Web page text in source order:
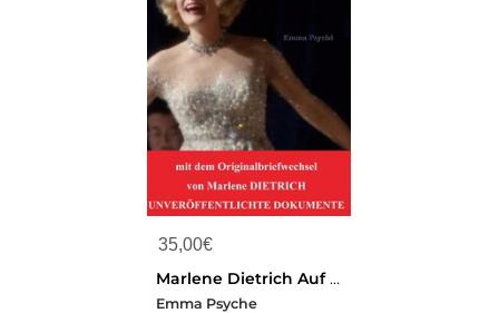
35,00€
Marlene Dietrich Auf Welttournee
Emma Psyche